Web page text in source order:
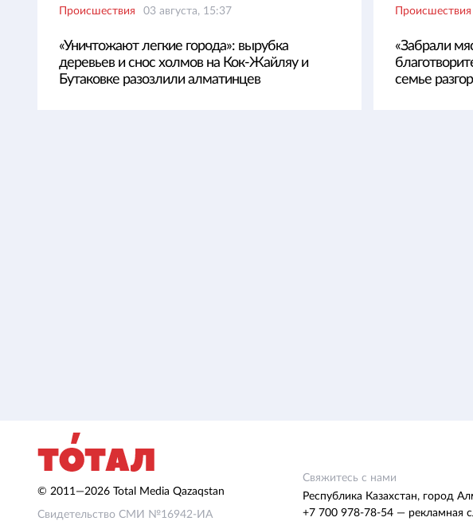
Происшествия 03 августа, 15:37
«Уничтожают легкие города»: вырубка
деревьев и снос холмов на Кок-Жайляу и
Бутаковке разозлили алматинцев
Происшествия
«Забрали
семье
© 2011—2026 Total Media Qazaqstan
Свидетельство СМИ №16942-ИА
Свяжитесь с нами
Республика Казахстан, город
+7 700 978-78-54 — рекламная